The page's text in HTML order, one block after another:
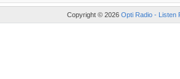
Copyright © 2026 Opti Radio - Listen